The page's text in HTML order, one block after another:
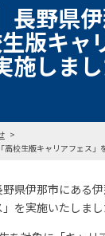
長野県
版キャ
施しまし
高校生版キャリアフェス」
県伊那市にある
を実施いたしまし